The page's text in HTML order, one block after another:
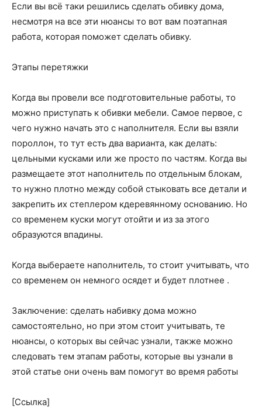
Если вы всё таки решились сделать обивку дома,
несмотря на все эти нюансы то вот вам поэтапная
работа, которая поможет сделать обивку.
Этапы перетяжки
Когда вы провели все подготовительные работы, то
можно приступать к обивки мебели. Самое первое, с
чего нужно начать это с наполнителя. Если вы взяли
пороллон, то тут есть два варианта, как делать:
цельными кусками или же просто по частям. Когда вы
размещаете этот наполнитель по отдельным блокам,
то нужно плотно между собой стыковать все детали и
закрепить их степлером кдеревянному основанию. Но
со временем куски могут отойти и из за этого
образуются впадины.
Когда выбераете наполнитель, то стоит учитывать, что
со временем он немного осядет и будет плотнее .
Заключение: сделать набивку дома можно
самостоятельно, но при этом стоит учитывать, те
нюансы, о которых вы сейчас узнали, также можно
следовать тем этапам работы, которые вы узнали в
этой статье они очень вам помогут во время работы
[Ссылка]